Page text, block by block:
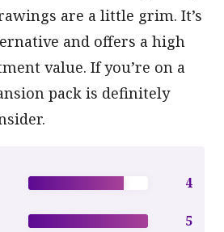
are a little grim. It’s
and offers a high
value. If you’re on a
pack is definitely
4
5